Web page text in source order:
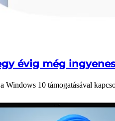
évig még
Windows 10 támogatásával